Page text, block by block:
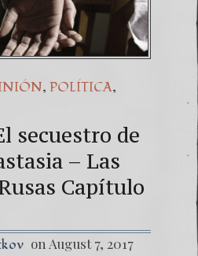
(Español)
7. Our
, POLÍTICA,
secuestro de
– Las
Capítulo
on August 7, 2017